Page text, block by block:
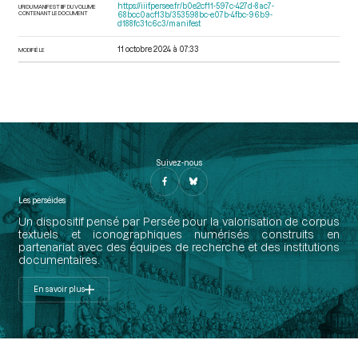
URI DU MANIFEST IIIF DU VOLUME
CONTENANT LE DOCUMENT
https://iiif.persee.fr/b0e2cf11-597c-427d-8ac7-
68bcc0acf13b/353598bc-e07b-4fbc-96b9-
d188fc31c6c3/manifest
MODIFIÉ LE 11 octobre 2024 à 07:33
Suivez-nous
Les perséides
Un dispositif pensé par Persée pour la valorisation de corpus
textuels et iconographiques numérisés construits en
partenariat avec des équipes de recherche et des institutions
documentaires.
En savoir plus